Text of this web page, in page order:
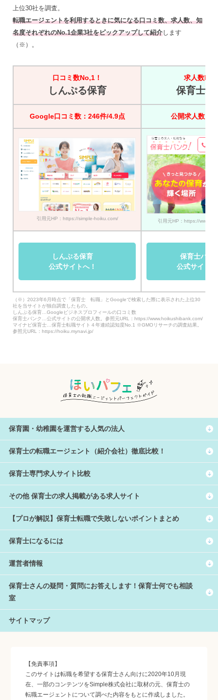
上位30社を調査。
転職エージェントを利用するときに気になる口コミ数、求人数、知
名度それぞれのNo.1企業3社をピックアップして紹介します
（※）。
口コミ数No,1！
しんぷる保育
求人数
保育士バ
Google口コミ数：246件/4.9点 公開求人数：
引用元HP：https://simple-hoiku.com/ 引用元HP：https://
しんぷる保育
公式サイトへ！
保育士バン
公式サイト
（※）2023年6月時点で「保育士 転職」とGoogleで検索した際に表示された上位30
社を当サイトが独自調査したもの。
しんぷる保育…Googleビジネスプロフィールの口コミ数
保育士バンク…公式サイトの公開求人数。参照元URL：https://www.hoikushibank.com/
マイナビ保育士…保育士転職サイト４年連続認知度No.1 ※GMOリサーチの調査結果。
参照元URL：https://hoiku.mynavi.jp/
保育園・幼稚園を運営する人気の法人
保育士の転職エージェント（紹介会社）徹底比較！
保育士専門求人サイト比較
その他 保育士の求人掲載がある求人サイト
【プロが解説】保育士転職で失敗しないポイントまとめ
保育士になるには
運営者情報
保育士さんの疑問・質問にお答えします！保育士何でも相談
室
サイトマップ
【免責事項】
このサイトは転職を希望する保育士さん向けに2020年10月現
在、一部のコンテンツをSimple株式会社に取材の元、保育士の
転職エージェントについて調べた内容をもとに作成しました。